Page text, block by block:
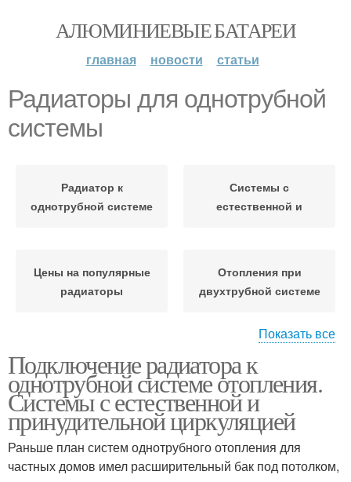
АЛЮМИНИЕВЫЕ БАТАРЕИ
главная новости статьи
Радиаторы для однотрубной
системы
Радиатор к
однотрубной системе
Системы с
естественной и
Цены на популярные
радиаторы
Отопления при
двухтрубной системе
Двухтрубная система Двухтрубные системы
Однотрубная система Коллекторная система
Показать все
Подключение радиатора к
однотрубной системе отопления.
Системы с естественной и
принудительной циркуляцией
Раньше план систем однотрубного отопления для
частных домов имел расширительный бак под потолком,